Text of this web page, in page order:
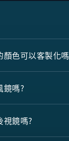
顏色可以客製化嗎
鏡嗎?
視鏡嗎?